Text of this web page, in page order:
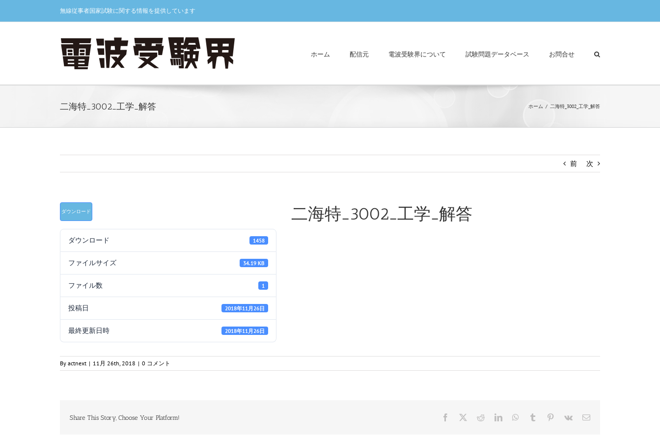
content
無線従事者国家試験に関する情報を提供しています
ホーム 配信元 電波受験界について 試験問題データベース お問合せ
二海特_3002_工学_解答 ホーム 二海特_3002_工学_解答
前 次
ダウンロード
ダウンロード 1458
ファイルサイズ 34.19 KB
ファイル数 1
投稿日 2018年11月26日
最終更新日時 2018年11月26日
二海特_3002_工学_解答
By actnext | 11月 26th, 2018 | 0 コメント
Share This Story, Choose Your Platform! Facebook RedditLinkedInWhatsApp
Tumblr Pinterest
Vk
電